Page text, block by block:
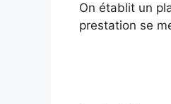
On établit un
prestation se